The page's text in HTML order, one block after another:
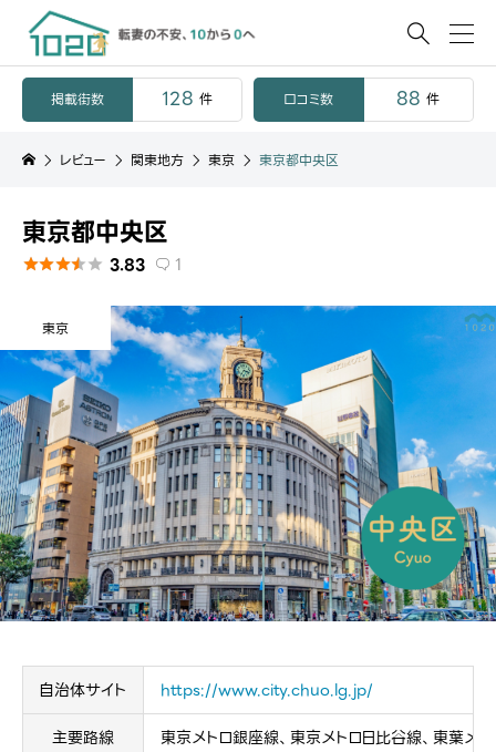

掲載街数 128 件 口コミ数 88 件
レビュー 関東地方 東京 東京都中央区
東京都中央区
 3.83  1
東京
自治体サイト
https://www.city.chuo.lg.jp/
主要路線
東京メトロ銀座線、東京メトロ日比谷線、東葉メ